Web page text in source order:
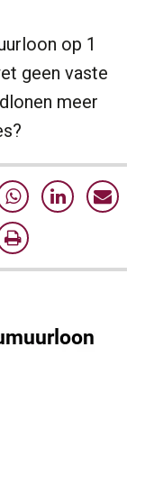
op 1
geen vaste
meer